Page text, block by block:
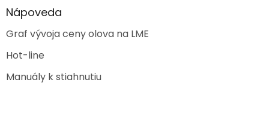
Nápoveda
Graf vývoja ceny olova na LME
Hot-line
Manuály k stiahnutiu